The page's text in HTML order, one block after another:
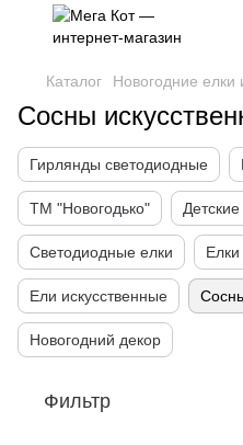
Каталог Новогодние елки
Сосны
Гирлянды светодиодные
ТМ "Новогодько"
Светодиодные елки
Ели искусственные
Новогодний декор
Фильтр